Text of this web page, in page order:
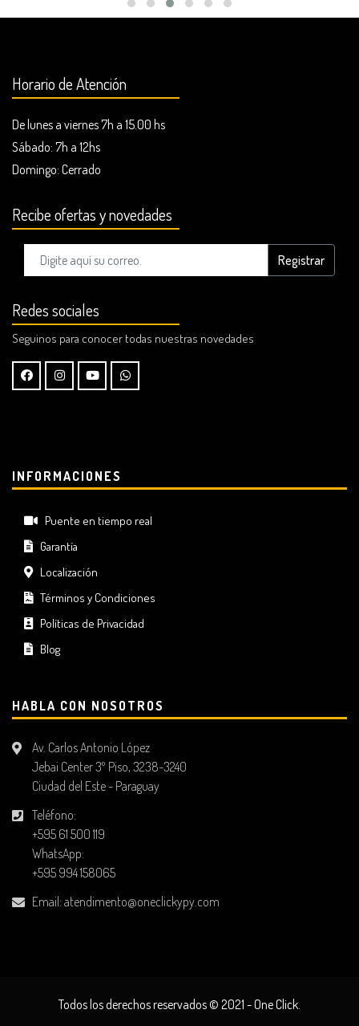
Horario de Atención
De lunes a viernes 7h a 15.00 hs
Sábado: 7h a 12hs
Domingo: Cerrado
Recibe ofertas y novedades
Registrar
Redes sociales
Seguinos para conocer todas nuestras novedades
INFORMACIONES
Puente en tiempo real
Garantía
Localización
Términos y Condiciones
Políticas de Privacidad
Blog
HABLA CON NOSOTROS
Av. Carlos Antonio López
Jebai Center 3º Piso, 3238-3240
Ciudad del Este - Paraguay
Teléfono:
+595 61 500 119
WhatsApp:
+595 994 158065
Email: atendimento@oneclickypy.com
Todos los derechos reservados © 2021 - One Click.